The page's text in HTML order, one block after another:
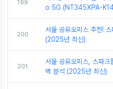
199
o 5G (NT345XPA-
200
서울 공유오피스 추천!
(2025년 최신)
201
서울 공유오피스, 스파크
벽 분석 (2025년 최신)